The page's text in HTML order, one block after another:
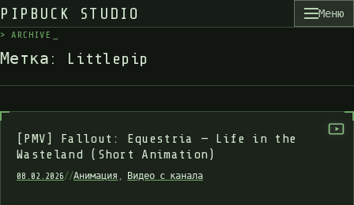
PIPBUCK STUDIO Меню
> A RC HIV E
Метка : L ittl ep ip
[PMV] Fallout: Equestria — Life in the
Wasteland (Short Animation)
08.02.2026//Анимация , Видео с канала